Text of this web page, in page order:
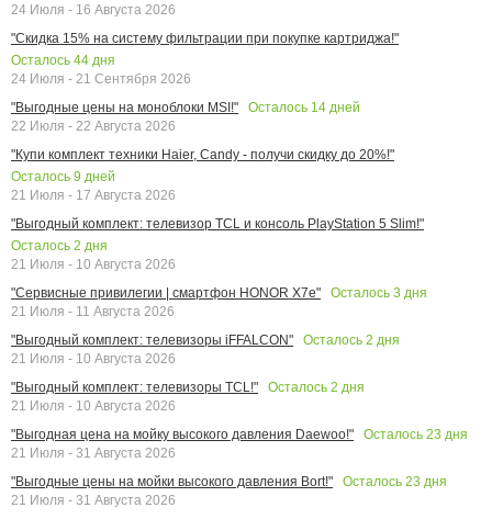
24 Июля - 16 Августа 2026
"Скидка 15% на систему фильтрации при покупке картриджа!"
Осталось 44 дня
24 Июля - 21 Сентября 2026
"Выгодные цены на моноблоки MSI!"
Осталось 14 дней
22 Июля - 22 Августа 2026
"Купи комплект техники Haier, Candy - получи скидку до 20%!"
Осталось 9 дней
21 Июля - 17 Августа 2026
"Выгодный комплект: телевизор TCL и консоль PlayStation 5 Slim!"
Осталось 2 дня
21 Июля - 10 Августа 2026
"Сервисные привилегии | смартфон HONOR X7e"
Осталось 3 дня
21 Июля - 11 Августа 2026
"Выгодный комплект: телевизоры iFFALCON"
Осталось 2 дня
21 Июля - 10 Августа 2026
"Выгодный комплект: телевизоры TCL!"
Осталось 2 дня
21 Июля - 10 Августа 2026
"Выгодная цена на мойку высокого давления Daewoo!"
Осталось 23 дня
21 Июля - 31 Августа 2026
"Выгодные цены на мойки высокого давления Bort!"
Осталось 23 дня
21 Июля - 31 Августа 2026